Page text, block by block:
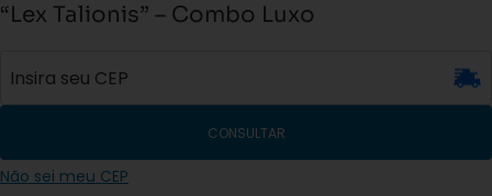
“Lex Talionis” – Combo Luxo
CONSULTAR
Não sei meu CEP